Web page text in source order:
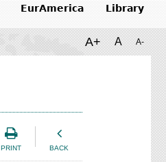
EurAmerica Library
A+ A A-
PRINT BACK